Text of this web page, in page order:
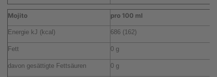
Mojito pro 100 ml
Energie kJ (kcal) 686 (162)
Fett 0 g
davon gesättigte Fettsäuren 0 g